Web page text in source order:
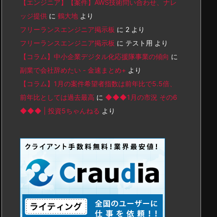
【エンジニア】【案件】AWS技術問い合わせ、ナレ
ッジ提供 に 鶴大地 より
フリーランスエンジニア掲示板 に 2 より
フリーランスエンジニア掲示板 に テスト用 より
【コラム】中小企業デジタル化応援隊事業の傾向 に
副業で会社辞めたい - 金速まとめ+ より
【コラム】1月の案件希望者指数は前年比で5.5倍、
前年比としては過去最高 に ◆◆◆1月の市況 その6
◆◆◆ | 投資5ちゃんねる より